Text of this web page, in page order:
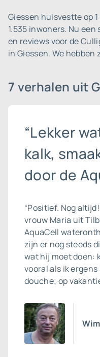
Giessen huisvestte op
1.535 inwoners. Nu een
en reviews voor de
in Giessen. We hebben
7 verhalen uit
“Lekker
kalk,
door de
“Positief. Nog
vrouw Maria uit
AquaCell
zijn er nog steeds
wat hij moet doen:
vooral als ik
douche; op